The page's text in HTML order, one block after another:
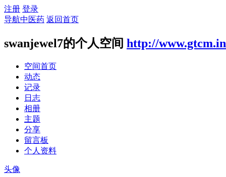
注册 登录
导航中医药 返回首页
swanjewel7的个人空间 http://
空间首页
动态
记录
日志
相册
主题
分享
留言板
个人资料
头像